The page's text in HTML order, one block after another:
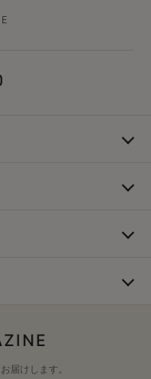
届けします。